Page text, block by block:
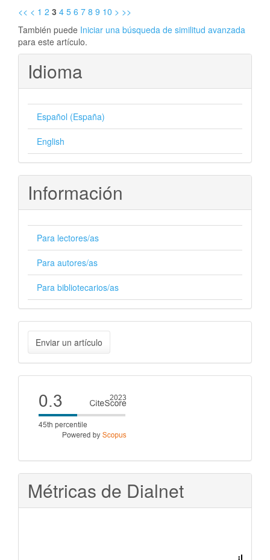
<< < 1 2 3 4 5 6 7 8 9 10 > >>
También puede Iniciar una búsqueda de similitud avanzada
para este artículo.
Idioma
Español (España)
English
Información
Para lectores/as
Para autores/as
Para bibliotecarios/as
Enviar
un
artículo
Enviar un artículo
Cite
score
Métricas de Dialnet